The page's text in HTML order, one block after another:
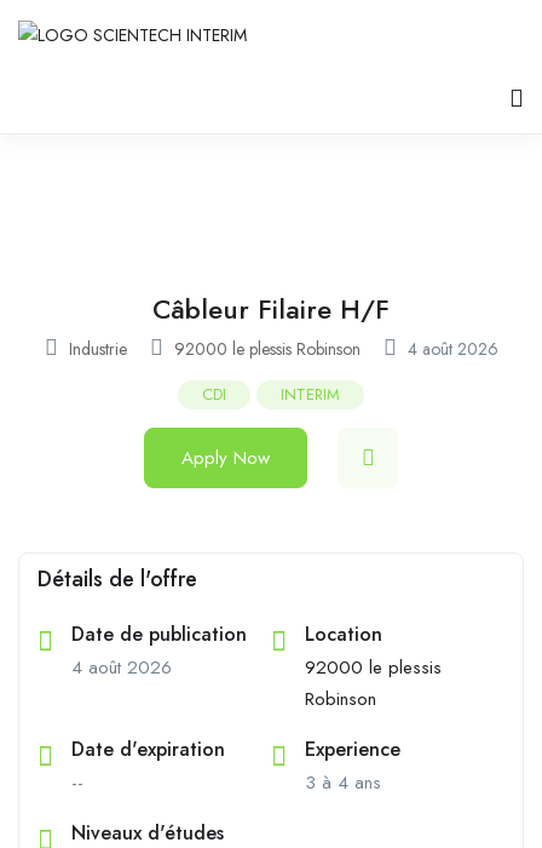
Câbleur Filaire H/F
Industrie 92000 le plessis Robinson 4 août 2026
CDI INTERIM
Apply Now
Détails de l'offre
Date de publication
4 août 2026
Location
92000 le plessis
Robinson
Date d'expiration
--
Experience
3 à 4 ans
Niveaux d'études